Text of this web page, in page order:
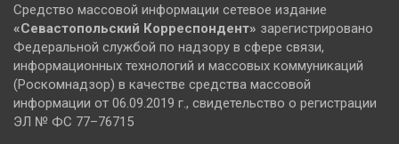
Средство массовой информации сетевое издание
«Севастопольский Корреспондент» зарегистрировано
Федеральной службой по надзору в сфере связи,
информационных технологий и массовых коммуникаций
(Роскомнадзор) в качестве средства массовой
информации от 06.09.2019 г., свидетельство о регистрации
ЭЛ № ФС 77–76715